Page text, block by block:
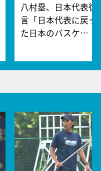
八村塁、日本代表復
言「日本代表に戻っ
た日本のバスケ…